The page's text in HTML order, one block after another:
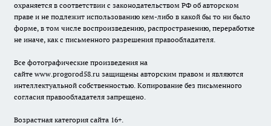
охраняется в соответствии с законодательством РФ об авторском
праве и не подлежит использованию кем-либо в какой бы то ни было
форме, в том числе воспроизведению, распространению, переработке
не иначе, как с письменного разрешения правообладателя.
Все фотографические произведения на
сайте www.progorod58.ru защищены авторским правом и являются
интеллектуальной собственностью. Копирование без письменного
согласия правообладателя запрещено.
Возрастная категория сайта 16+.